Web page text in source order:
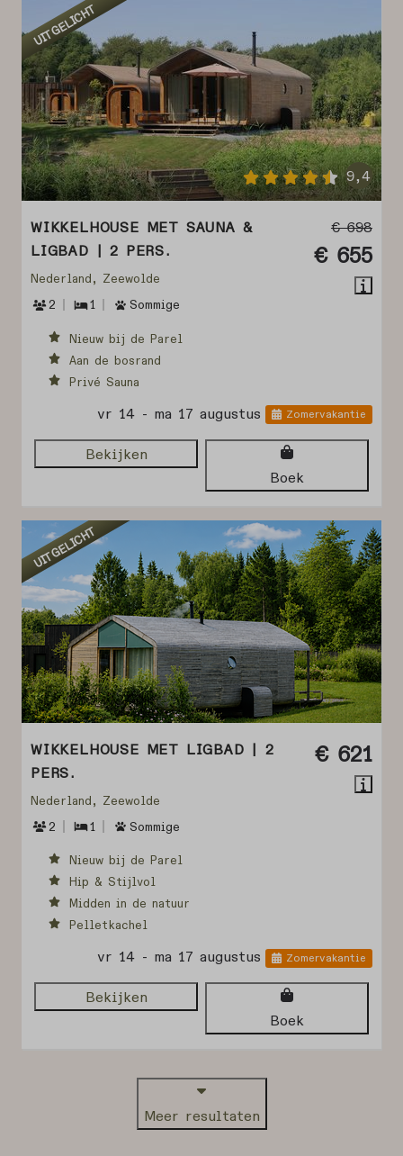
UITGELICHT
9,4
€ 698
€ 655
WIKKELHOUSE MET SAUNA &
LIGBAD | 2 PERS.
Nederland, Zeewolde
2
1 Sommige
Nieuw bij de Parel
Aan de bosrand
Privé Sauna
vr 14 - ma 17 augustus Zomervakantie
Bekijken
Boek
UITGELICHT
€ 621
WIKKELHOUSE MET LIGBAD | 2
PERS.
Nederland, Zeewolde
2
1 Sommige
Nieuw bij de Parel
Hip & Stijlvol
Midden in de natuur
Pelletkachel
vr 14 - ma 17 augustus Zomervakantie
Bekijken
Boek
Meer resultaten